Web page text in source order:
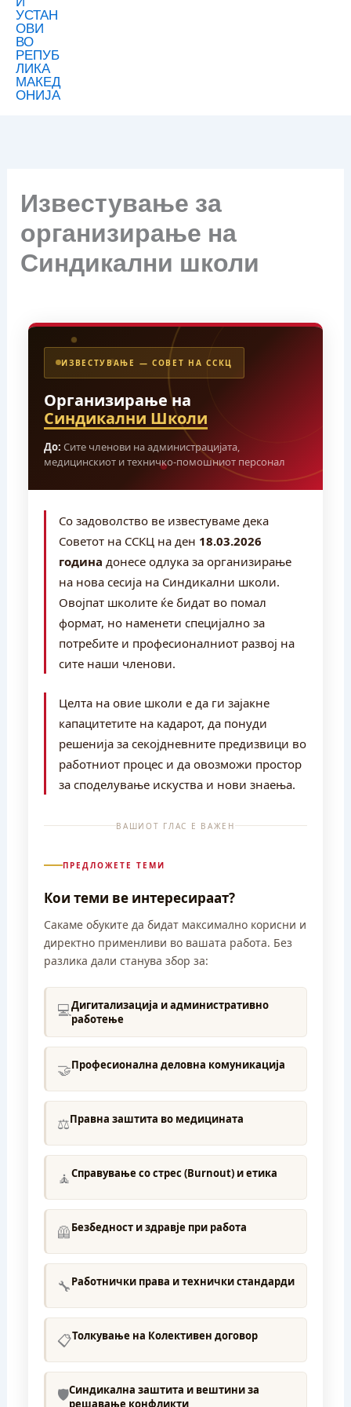
Известување за
организирање на
Синдикални школи
ИЗВЕСТУВАЊЕ — СОВЕТ НА ССКЦ
Организирање на
Синдикални Школи
До: Сите членови на администрацијата,
медицинскиот и техничко-помошниот персонал
Со задоволство ве известуваме дека
Советот на ССКЦ на ден 18.03.2026
година донесе одлука за организирање
на нова сесија на Синдикални школи.
Овојпат школите ќе бидат во помал
формат, но наменети специјално за
потребите и професионалниот развој на
сите наши членови.
Целта на овие школи е да ги зајакне
капацитетите на кадарот, да понуди
решенија за секојдневните предизвици во
работниот процес и да овозможи простор
за споделување искуства и нови знаења.
ВАШИОТ ГЛАС Е ВАЖЕН
ПРЕДЛОЖЕТЕ ТЕМИ
Кои теми ве интересираат?
Сакаме обуките да бидат максимално корисни и
директно применливи во вашата работа. Без
разлика дали станува збор за:
💻Дигитализација и административно
работење
🤝Професионална деловна комуникација
⚖️Правна заштита во медицината
🧘Справување со стрес (Burnout) и етика
🦺Безбедност и здравје при работа
🔧Работнички права и технички стандарди
📋Толкување на Колективен договор
🛡️Синдикална заштита и вештини за
решавање конфликти